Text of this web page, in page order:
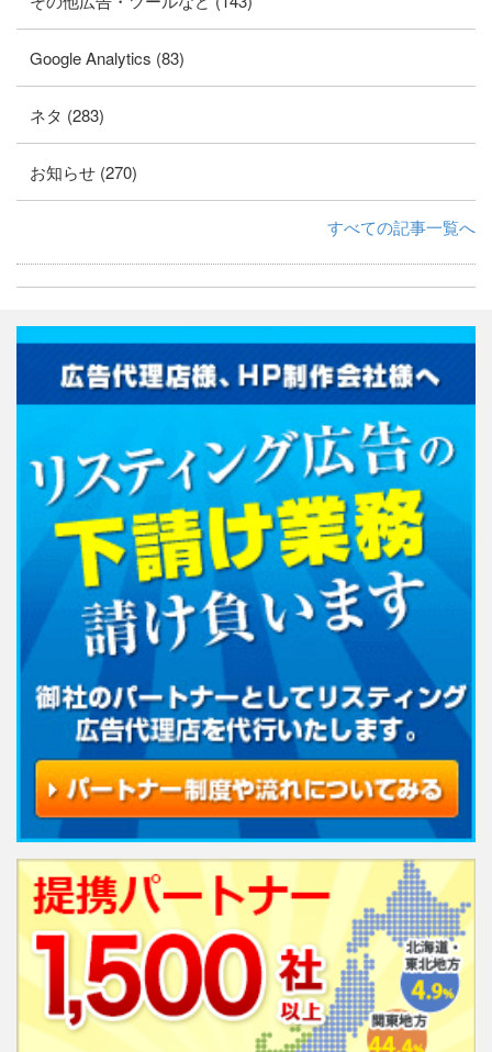
Google Analytics (83)
ネタ (283)
お知らせ (270)
すべての記事一覧へ